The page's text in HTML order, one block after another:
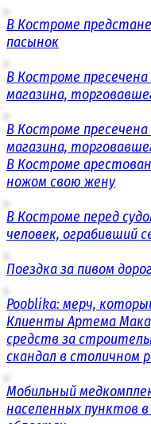
В Костроме
пасынок
В Костроме
магазина,
В Костроме
магазина,
В Костроме
ножом свою жену
В Костроме перед
человек, ограбивший
Поездка за пивом
Pooblika: мерч,
Клиенты Артема
средств за
скандал в столичном
Мобильный
населенных пунктов